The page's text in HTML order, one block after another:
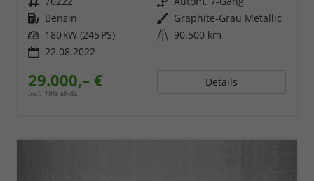
Kraftstoff Benzin Außenfarbe Graphite-Grau Metallic
Leistung 180 kW (245 PS) Kilometerstand 90.500 km
22.08.2022
29.000,– €
incl. 19% MwSt.
Details